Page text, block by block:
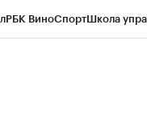
РБК ВиноСпортШкола